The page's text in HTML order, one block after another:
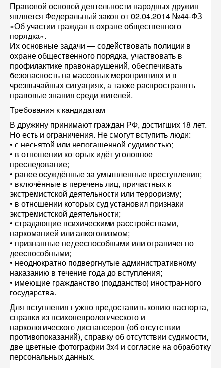
Правовой основой деятельности народных дружин
является Федеральный закон от 02.04.2014 №44-ФЗ
«Об участии граждан в охране общественного
порядка».
Их основные задачи — содействовать полиции в
охране общественного порядка, участвовать в
профилактике правонарушений, обеспечивать
безопасность на массовых мероприятиях и в
чрезвычайных ситуациях, а также распространять
правовые знания среди жителей.
Требования к кандидатам
В дружину принимают граждан РФ, достигших 18 лет.
Но есть и ограничения. Не смогут вступить люди:
• с неснятой или непогашенной судимостью;
• в отношении которых идёт уголовное
преследование;
• ранее осуждённые за умышленные преступления;
• включённые в перечень лиц, причастных к
экстремистской деятельности или терроризму;
• в отношении которых суд установил признаки
экстремистской деятельности;
• страдающие психическими расстройствами,
наркоманией или алкоголизмом;
• признанные недееспособными или ограниченно
дееспособными;
• неоднократно подвергнутые административному
наказанию в течение года до вступления;
• имеющие гражданство (подданство) иностранного
государства.
Для вступления нужно предоставить копию паспорта,
справки из психоневрологического и
наркологического диспансеров (об отсутствии
противопоказаний), справку об отсутствии судимости,
две цветные фотографии 3x4 и согласие на обработку
персональных данных.